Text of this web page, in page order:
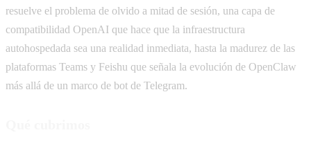
resuelve el problema de olvido a mitad de sesión, una capa de
compatibilidad OpenAI que hace que la infraestructura
autohospedada sea una realidad inmediata, hasta la madurez de las
plataformas Teams y Feishu que señala la evolución de OpenClaw
más allá de un marco de bot de Telegram.